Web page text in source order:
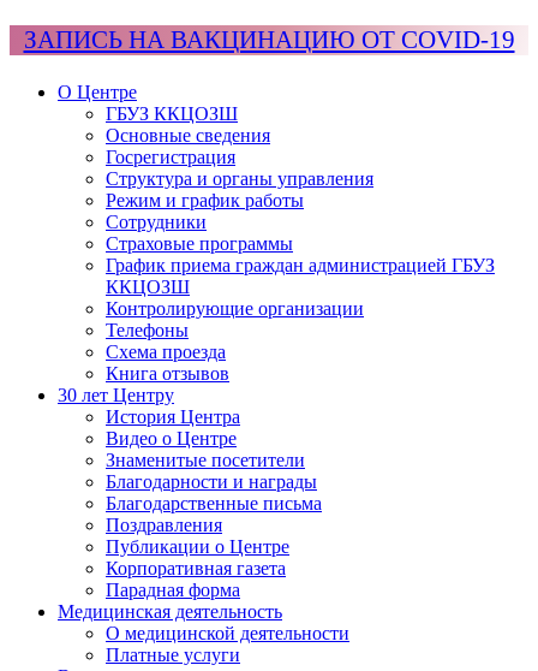
ЗАПИСЬ НА ВАКЦИНАЦИЮ ОТ COVID-19
О Центре
ГБУЗ ККЦОЗШ
Основные сведения
Госрегистрация
Структура и органы управления
Режим и график работы
Сотрудники
Страховые программы
График приема граждан администрацией ГБУЗ
ККЦОЗШ
Контролирующие организации
Телефоны
Схема проезда
Книга отзывов
30 лет Центру
История Центра
Видео о Центре
Знаменитые посетители
Благодарности и награды
Благодарственные письма
Поздравления
Публикации о Центре
Корпоративная газета
Парадная форма
Медицинская деятельность
О медицинской деятельности
Платные услуги